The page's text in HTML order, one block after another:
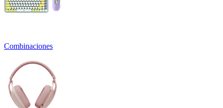
Combinaciones